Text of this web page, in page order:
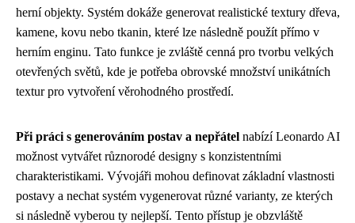
herní objekty. Systém dokáže generovat realistické textury dřeva,
kamene, kovu nebo tkanin, které lze následně použít přímo v
herním enginu. Tato funkce je zvláště cenná pro tvorbu velkých
otevřených světů, kde je potřeba obrovské množství unikátních
textur pro vytvoření věrohodného prostředí.
Při práci s generováním postav a nepřátel nabízí Leonardo AI
možnost vytvářet různorodé designy s konzistentními
charakteristikami. Vývojáři mohou definovat základní vlastnosti
postavy a nechat systém vygenerovat různé varianty, ze kterých
si následně vyberou ty nejlepší. Tento přístup je obzvláště